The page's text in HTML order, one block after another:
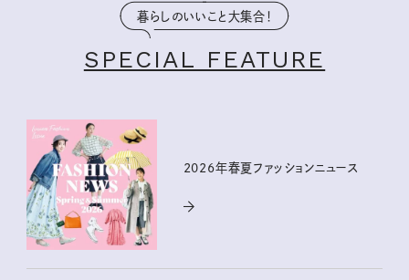
暮らしのいいこと大集合！
SPECIAL FEATURE
2026年春夏ファッションニュース